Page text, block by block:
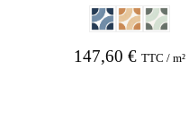
147,60 € TTC / m²